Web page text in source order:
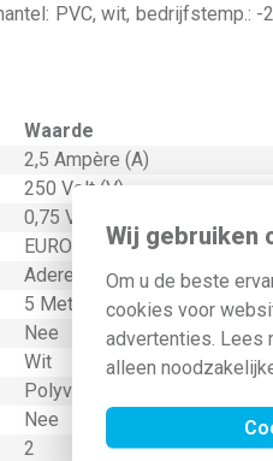
Wij gebruiken
Om u de beste
cookies voor
advertenties. Lees
alleen
PVC, wit, bedrijfstemp.: -
Waarde
2,5 Ampère (A)
250 Volt (V)
0,75 Vierkante millimeter
EURO stekker (CEE 7/16)
Adereindhuls
5 Meter (m)
Nee
Wit
Polyvinylchloride (PVC)
Nee
2